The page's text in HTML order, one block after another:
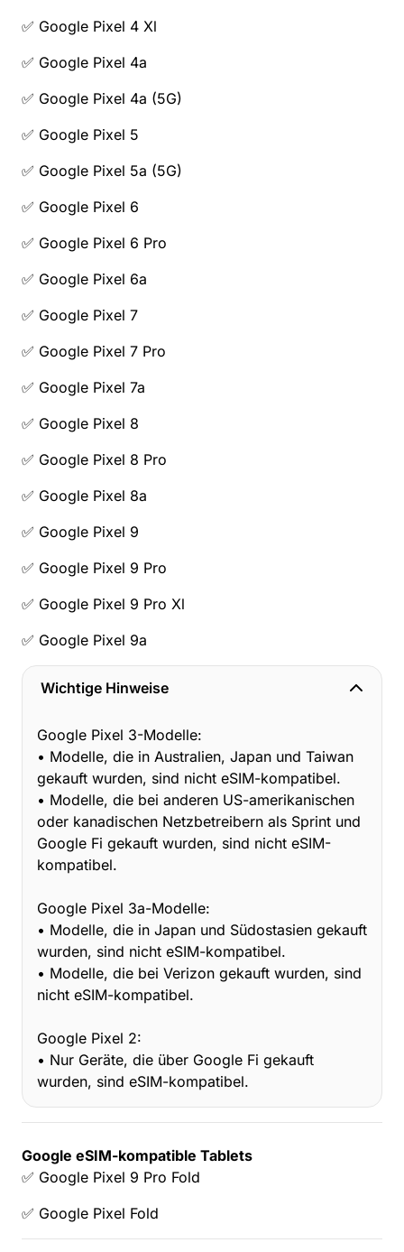
✅ Google Pixel 4 Xl
✅ Google Pixel 4a
✅ Google Pixel 4a (5G)
✅ Google Pixel 5
✅ Google Pixel 5a (5G)
✅ Google Pixel 6
✅ Google Pixel 6 Pro
✅ Google Pixel 6a
✅ Google Pixel 7
✅ Google Pixel 7 Pro
✅ Google Pixel 7a
✅ Google Pixel 8
✅ Google Pixel 8 Pro
✅ Google Pixel 8a
✅ Google Pixel 9
✅ Google Pixel 9 Pro
✅ Google Pixel 9 Pro Xl
✅ Google Pixel 9a
Wichtige Hinweise
Google Pixel 3-Modelle:
• Modelle, die in Australien, Japan und Taiwan
gekauft wurden, sind nicht eSIM-kompatibel.
• Modelle, die bei anderen US-amerikanischen
oder kanadischen Netzbetreibern als Sprint und
Google Fi gekauft wurden, sind nicht eSIM-
kompatibel.
Google Pixel 3a-Modelle:
• Modelle, die in Japan und Südostasien gekauft
wurden, sind nicht eSIM-kompatibel.
• Modelle, die bei Verizon gekauft wurden, sind
nicht eSIM-kompatibel.
Google Pixel 2:
• Nur Geräte, die über Google Fi gekauft
wurden, sind eSIM-kompatibel.
Google eSIM-kompatible Tablets
✅ Google Pixel 9 Pro Fold
✅ Google Pixel Fold